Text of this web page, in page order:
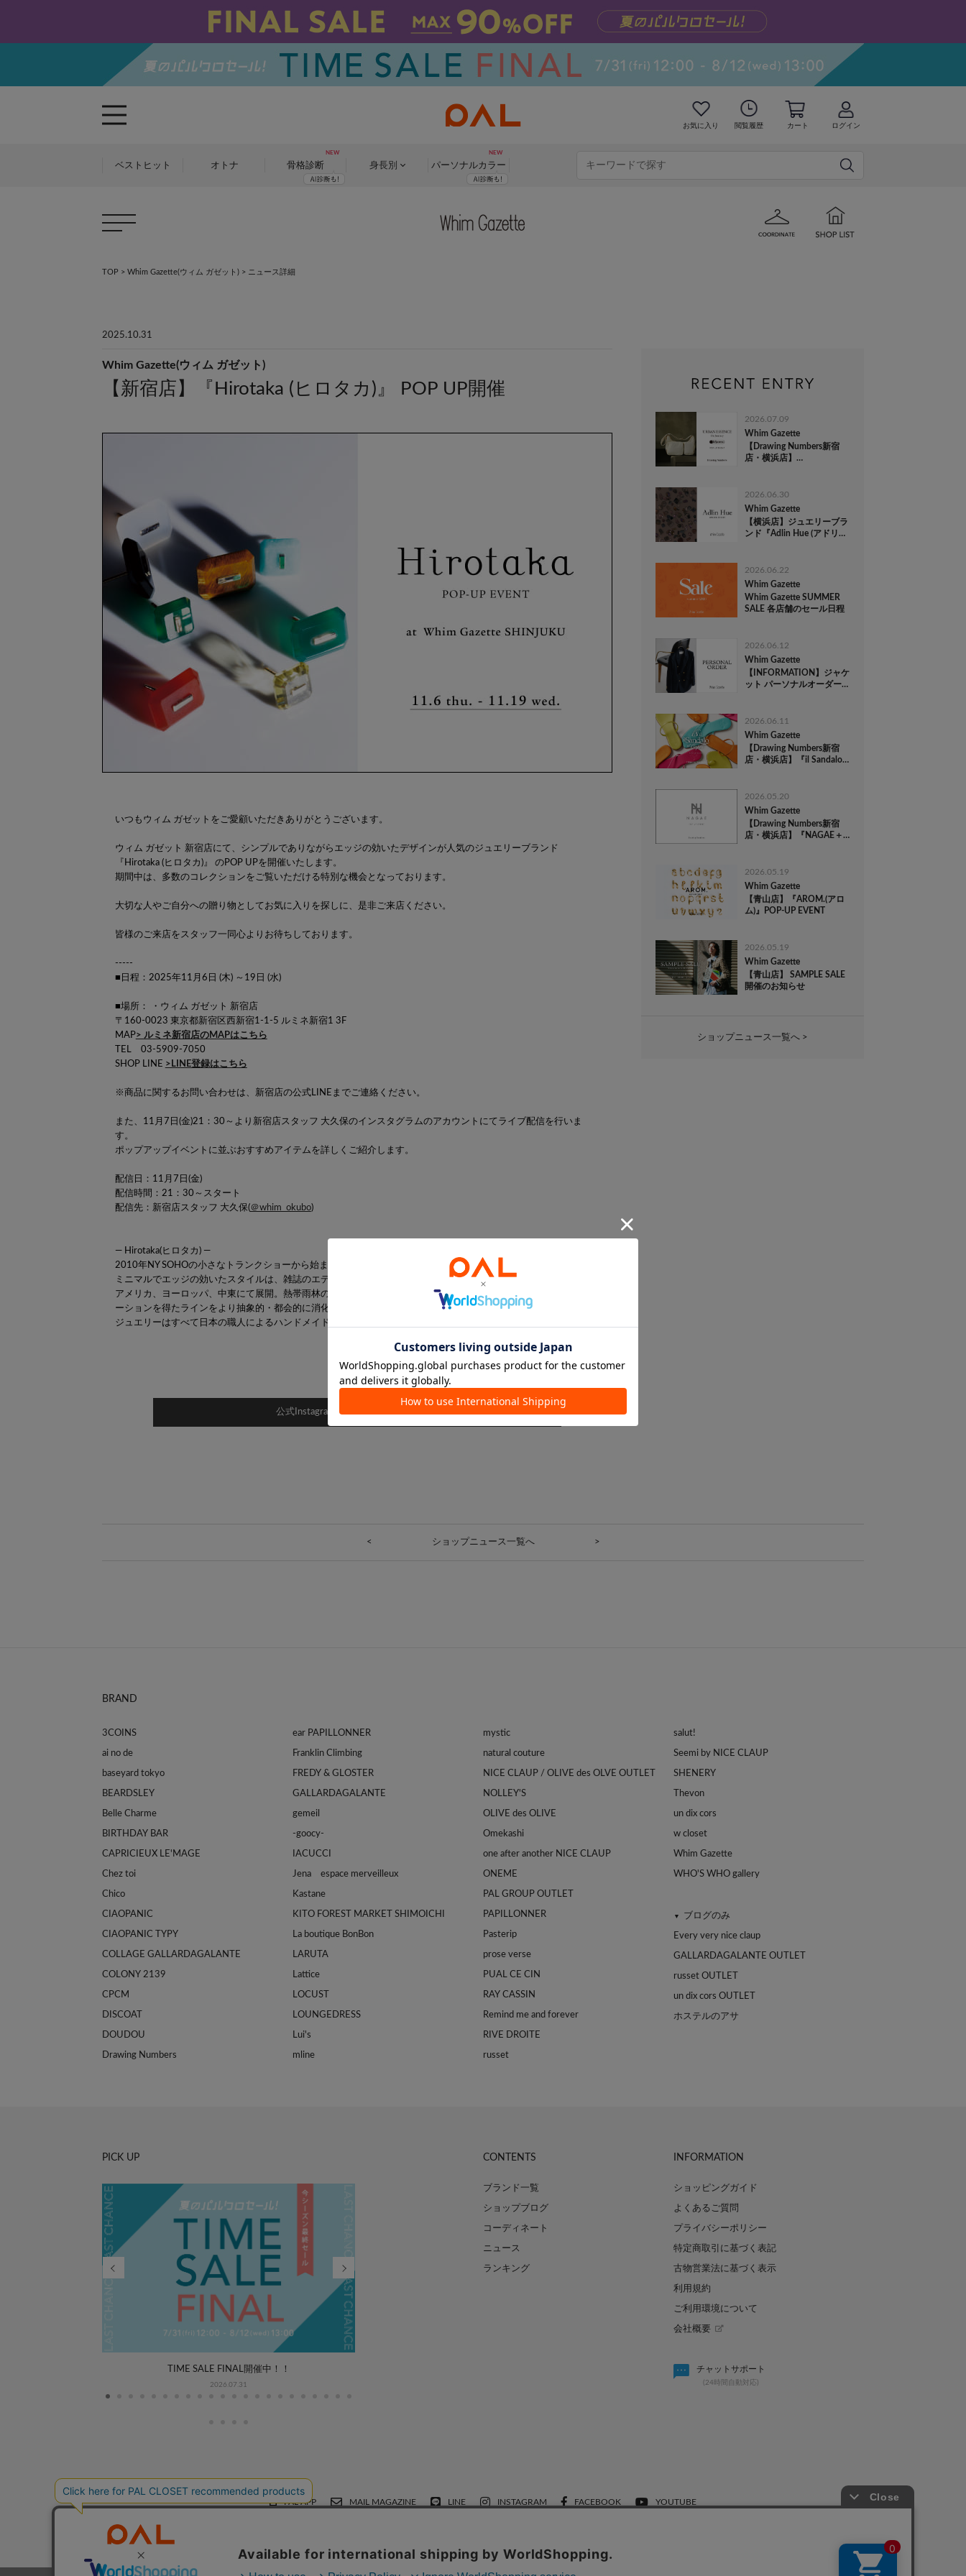
お気に入り 閲覧履歴 カート ログイン
ベストヒット オトナ 骨格診断 身長別 パーソナルカラー
TOP > Whim Gazette(ウィム ガゼット) > ニュース詳細
2025.10.31
Whim Gazette(ウィム ガゼット)
【新宿店】『Hirotaka (ヒロタカ)』 POP UP開催
いつもウィム ガゼットをご愛顧いただきありがとうございます。
ウィム ガゼット 新宿店にて、シンプルでありながらエッジの効いたデザインが人気のジュエリーブランド
『Hirotaka (ヒロタカ)』 のPOP UPを開催いたします。
期間中は、多数のコレクションをご覧いただける特別な機会となっております。
大切な人やご自分への贈り物としてお気に入りを探しに、是非ご来店ください。
皆様のご来店をスタッフ一同心よりお待ちしております。
-----
■日程：2025年11月6日 (木) ～19日 (水)
■場所： ・ウィム ガゼット 新宿店
〒160-0023 東京都新宿区西新宿1-1-5 ルミネ新宿1 3F
MAP> ルミネ新宿店のMAPはこちら
TEL 03-5909-7050
SHOP LINE >LINE登録はこちら
※商品に関するお問い合わせは、新宿店の公式LINEまでご連絡ください。
また、11月7日(金)21：30～より新宿店スタッフ 大久保のインスタグラムのアカウントにてライブ配信を行いま
す。
ポップアップイベントに並ぶおすすめアイテムを詳しくご紹介します。
配信日：11月7日(金)
配信時間：21：30～スタート
配信先：新宿店スタッフ 大久保(＠whim_okubo)
― Hirotaka(ヒロタカ) ―
2010年NY SOHOの小さなトランクショーから始まった『Hirotaka（ヒロタカ）』
ミニマルでエッジの効いたスタイルは、雑誌のエディターやスタイリストたちの口コミによって広がり、現在では
アメリカ、ヨーロッパ、中東にて展開。熱帯雨林の動植物を観察し、その鋭い爪・植物のトゲなどからインスピレ
ーションを得たラインをより抽象的・都会的に消化し、さりげなくパンクシックなスタイルとして提案している。
ジュエリーはすべて日本の職人によるハンドメイド。
公式Instagramアカウントはこちら＞＞
2026.07.09
Whim Gazette
【Drawing Numbers新宿
店・横浜店】
2026.06.30
Whim Gazette
【横浜店】ジュエリーブラ
ンド『Adlin Hue (アドリン
2026.06.22
Whim Gazette
Whim Gazette SUMMER
SALE 各店舗のセール日程
2026.06.12
Whim Gazette
【INFORMATION】ジャケ
ット パーソナルオーダー
2026.06.11
Whim Gazette
【Drawing Numbers新宿
店・横浜店】『il Sandalo
EVENT
2026.05.20
Whim Gazette
【Drawing Numbers新宿
店・横浜店】『NAGAE＋
2026.05.19
Whim Gazette
【青山店】『AROM.(アロ
ム)』POP-UP EVENT
2026.05.19
Whim Gazette
【青山店】 SAMPLE SALE
開催のお知らせ
ショップニュース一覧へ >
< ショップニュース一覧へ >
BRAND
3COINS
ai no de
baseyard tokyo
BEARDSLEY
Belle Charme
BIRTHDAY BAR
CAPRICIEUX LE'MAGE
Chez toi
Chico
CIAOPANIC
CIAOPANIC TYPY
COLLAGE GALLARDAGALANTE
COLONY 2139
CPCM
DISCOAT
DOUDOU
Drawing Numbers
ear PAPILLONNER
Franklin Climbing
FREDY & GLOSTER
GALLARDAGALANTE
gemeil
-goocy-
IACUCCI
Jena espace merveilleux
Kastane
KITO FOREST MARKET SHIMOICHI
La boutique BonBon
LARUTA
Lattice
LOCUST
LOUNGEDRESS
Lui's
mline
mystic
natural couture
NICE CLAUP / OLIVE des OLVE OUTLET
NOLLEY'S
OLIVE des OLIVE
Omekashi
one after another NICE CLAUP
ONEME
PAL GROUP OUTLET
PAPILLONNER
Pasterip
prose verse
PUAL CE CIN
RAY CASSIN
Remind me and forever
RIVE DROITE
russet
salut!
Seemi by NICE CLAUP
SHENERY
Thevon
un dix cors
w closet
Whim Gazette
WHO'S WHO gallery
▼ ブログのみ
Every very nice claup
GALLARDAGALANTE OUTLET
russet OUTLET
un dix cors OUTLET
ホステルのアサ
PICK UP
TIME SALE FINAL開催中！！
2026.07.31
パルのキュン祭り開催決定！！
2026.08.07
CONTENTS
ブランド一覧
ショップブログ
コーディネート
ニュース
ランキング
INFORMATION
ショッピングガイド
よくあるご質問
プライバシーポリシー
特定商取引に基づく表記
古物営業法に基づく表示
利用規約
ご利用環境について
会社概要
チャットサポート
(24時間自動対応)
PAL APP MAIL MAGAZINE LINE INSTAGRAM FACEBOOK YOUTUBE